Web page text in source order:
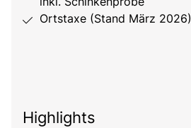
Ortstaxe (Stand März 2026)
Highlights